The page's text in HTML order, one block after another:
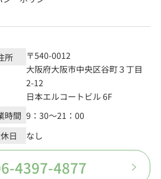
所
〒540-0012
大阪府大阪市中央区谷町３丁目
2-12
日本エルコートビル 6F
時間 9：30～21：00
日
なし
4397-4877